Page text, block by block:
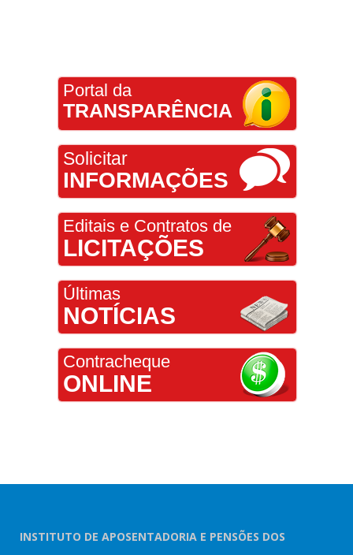
Portal da
TRANSPARÊNCIA
Solicitar
INFORMAÇÕES
Editais e Contratos de
LICITAÇÕES
Últimas
NOTÍCIAS
Contracheque
ONLINE
INSTITUTO DE APOSENTADORIA E PENSÕES DOS